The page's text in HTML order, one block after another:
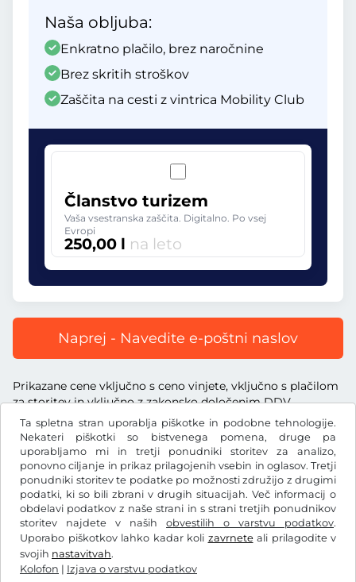
Ta spletna stran uporablja piškotke in podobne tehnologije.
Nekateri piškotki so bistvenega pomena, druge pa
uporabljamo mi in tretji ponudniki storitev za analizo,
ponovno ciljanje in prikaz prilagojenih vsebin in oglasov. Tretji
ponudniki storitev te podatke po možnosti združijo z drugimi
podatki, ki so bili zbrani v drugih situacijah. Več informacij o
obdelavi podatkov z naše strani in s strani tretjih ponudnikov
storitev najdete v naših obvestilih o varstvu podatkov.
Uporabo piškotkov lahko kadar koli zavrneteali prilagodite v
svojih nastavitvah.
Kolofon | Izjava o varstvu podatkov
Naša obljuba:
Enkratno plačilo, brez naročnine
Brez skritih stroškov
Zaščita na cesti z vintrica Mobility Club
Članstvo turizem
Vaša vsestranska zaščita. Digitalno. Po vsej
Evropi
250,00 l na leto
Naprej - Navedite e-poštni naslov
Prikazane cene vključno s ceno vinjete, vključno s plačilom
za storitev in vključno z zakonsko določenim DDV.
RON
Facebook Instagram
Splošni pogoji poslovanja/preklicna pravica